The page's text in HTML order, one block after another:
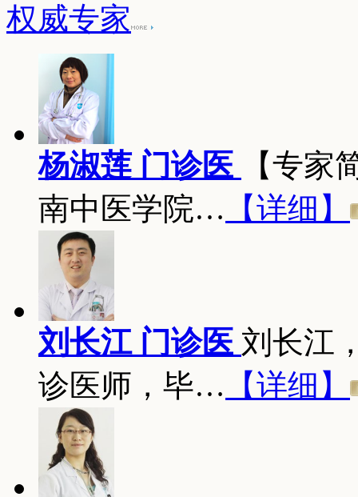
权威专家
杨淑莲 门诊医
【专家
南中医学院… 【详细】
刘长江 门诊医 刘长江
诊医师，毕… 【详细】